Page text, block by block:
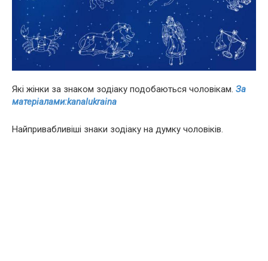
Які жінки за знаком зодіаку подобаються чоловікам. За
матеріалами:kanalukraina
Найпривабливіші знаки зодіаку на думку чоловіків.